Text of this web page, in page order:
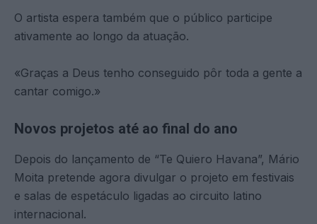
O artista espera também que o público participe
ativamente ao longo da atuação.
«Graças a Deus tenho conseguido pôr toda a gente a
cantar comigo.»
Novos projetos até ao final do ano
Depois do lançamento de “Te Quiero Havana”, Mário
Moita pretende agora divulgar o projeto em festivais
e salas de espetáculo ligadas ao circuito latino
internacional.